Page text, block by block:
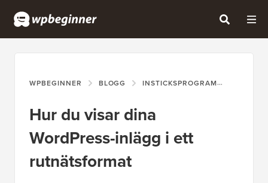
WPBEGINNER BLOGG INSTICKSPROGRAM
Hur du visar dina
WordPress-inlägg i ett
rutnätsformat